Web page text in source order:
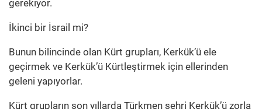
gerekiyor.
İkinci bir İsrail mi?
Bunun bilincinde olan Kürt grupları, Kerkük’ü ele
geçirmek ve Kerkük’ü Kürtleştirmek için ellerinden
geleni yapıyorlar.
Kürt grupların son yıllarda Türkmen şehri Kerkük’ü zorla